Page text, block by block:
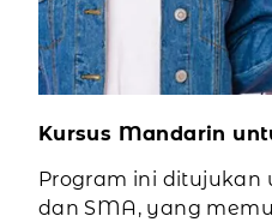
Kursus Mandarin
Program ini ditujukan
dan SMA, yang